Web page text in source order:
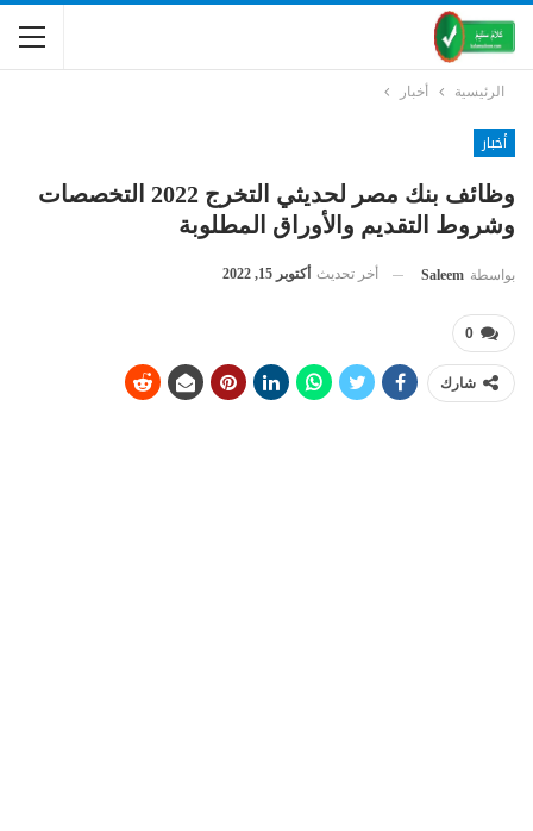
الرئيسية أخبار
أخبار
وظائف بنك مصر لحديثي التخرج 2022 التخصصات
وشروط التقديم والأوراق المطلوبة
بواسطة Saleem أخر تحديث أكتوبر 15, 2022
0
شارك